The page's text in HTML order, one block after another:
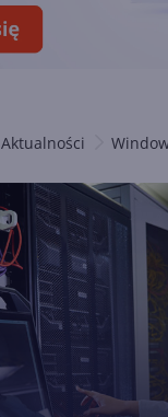
Aktualności